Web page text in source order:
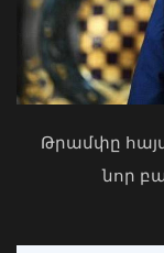
Ապօրինի
հարց
Թրամփը
նոր